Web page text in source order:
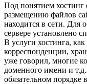
Под понятием хостинг
размещению файлов
находится в сети. Для
сервере установлено
В услуги хостинга,
корреспонденции,
уже говорил, многие
доменного имени и
обязательном порядке